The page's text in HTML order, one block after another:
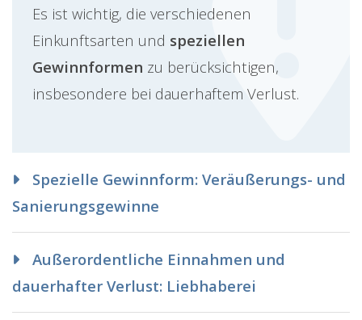
Es ist wichtig, die verschiedenen
Einkunftsarten und speziellen
Gewinnformen zu berücksichtigen,
insbesondere bei dauerhaftem Verlust.
Spezielle Gewinnform: Veräußerungs- und
Sanierungsgewinne
Außerordentliche Einnahmen und
dauerhafter Verlust: Liebhaberei